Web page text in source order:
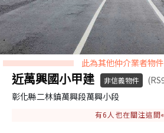
此為其他仲介業者物件
近萬興國小甲建 非信義物件
彰化縣二林鎮萬興段萬興小段
有6 人也在關注這間